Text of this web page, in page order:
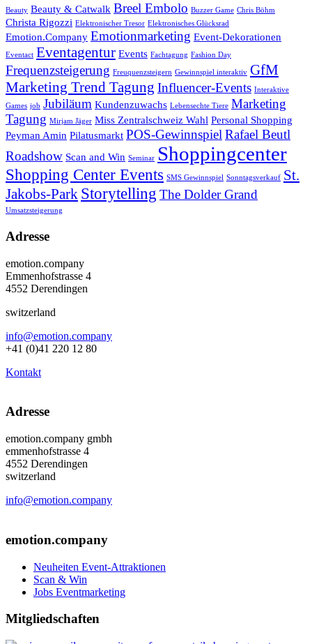
Beauty Beauty & Catwalk Breel Embolo Buzzer Game Chris Böhm
Christa Rigozzi Elektronischer Tresor Elektronisches Glücksrad
Emotion.Company Emotionmarketing Event-Dekorationen
Eventact Eventagentur Events Fachtagung Fashion Day
Frequenzsteigerung Freuquenzsteigern Gewinnspiel interaktiv GfM
Marketing Trend Tagung Influencer-Events Interaktive
Games job Jubiläum Kundenzuwachs Lebensechte Tiere Marketing
Tagung Mirjam Jäger Miss Zentralschweiz Wahl Personal Shopping
Peyman Amin Pilatusmarkt POS-GewinnspielRafael Beutl
Roadshow Scan and Win Seminar Shoppingcenter
Shopping Center Events SMS Gewinnspiel Sonntagsverkauf St.
Jakobs-Park Storytelling The Dolder Grand
Umsatzsteigerung
Adresse
emotion.company
Emmenhofstrasse 4
4552 Derendingen
switzerland
info@emotion.company
+41 (0)41 220 12 80
Kontakt
Adresse
emotion.company gmbh
emmenhofstrasse 4
4552 Derendingen
switzerland
info@emotion.company
emotion.company
Neuheiten Event-Attraktionen
Scan & Win
Jobs Eventmarketing
Mitgliedschaften